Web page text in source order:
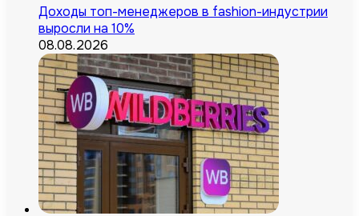
Доходы топ-менеджеров в fashion-индустрии
выросли на 10%
08.08.2026